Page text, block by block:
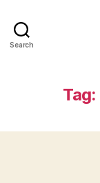
Search
Tag: